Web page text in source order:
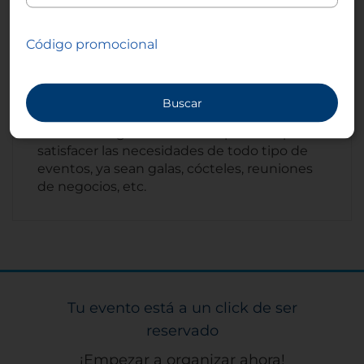
para satisfacer las necesidades de sus
Menús para eventos
satisfacer las necesidades de todo tipo de
eventos, ya sean galas, cócteles, reuniones
de negocios, etc.
Tu evento está a un click de ser
reservado
¡Empezar a organizar ahora!
Código promocional
Buscar